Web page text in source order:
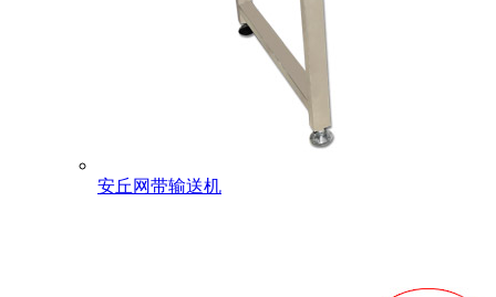
安丘网带输送机